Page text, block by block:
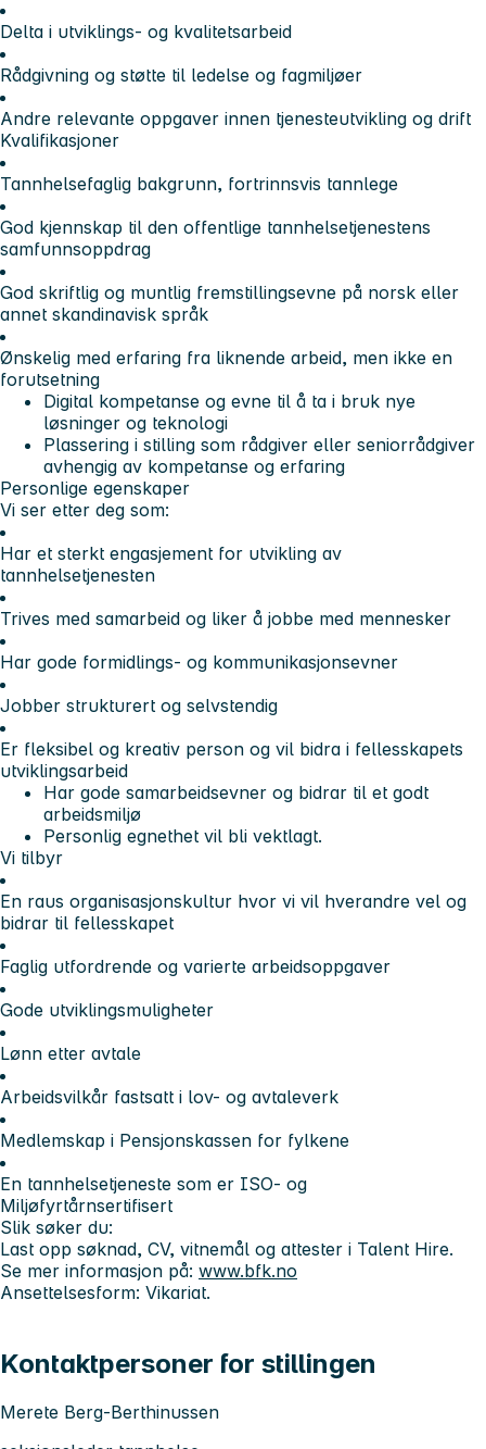
Delta i utviklings- og kvalitetsarbeid
Rådgivning og støtte til ledelse og fagmiljøer
Andre relevante oppgaver innen tjenesteutvikling og drift
Kvalifikasjoner
Tannhelsefaglig bakgrunn, fortrinnsvis tannlege
God kjennskap til den offentlige tannhelsetjenestens
samfunnsoppdrag
God skriftlig og muntlig fremstillingsevne på norsk eller
annet skandinavisk språk
Ønskelig med erfaring fra liknende arbeid, men ikke en
forutsetning
Digital kompetanse og evne til å ta i bruk nye
løsninger og teknologi
Plassering i stilling som rådgiver eller seniorrådgiver
avhengig av kompetanse og erfaring
Personlige egenskaper
Vi ser etter deg som:
Har et sterkt engasjement for utvikling av
tannhelsetjenesten
Trives med samarbeid og liker å jobbe med mennesker
Har gode formidlings- og kommunikasjonsevner
Jobber strukturert og selvstendig
Er fleksibel og kreativ person og vil bidra i fellesskapets
utviklingsarbeid
Har gode samarbeidsevner og bidrar til et godt
arbeidsmiljø
Personlig egnethet vil bli vektlagt.
Vi tilbyr
En raus organisasjonskultur hvor vi vil hverandre vel og
bidrar til fellesskapet
Faglig utfordrende og varierte arbeidsoppgaver
Gode utviklingsmuligheter
Lønn etter avtale
Arbeidsvilkår fastsatt i lov- og avtaleverk
Medlemskap i Pensjonskassen for fylkene
En tannhelsetjeneste som er ISO- og
Miljøfyrtårnsertifisert
Slik søker du:
Last opp søknad, CV, vitnemål og attester i Talent Hire.
Se mer informasjon på: www.bfk.no
Ansettelsesform: Vikariat.
Kontaktpersoner for stillingen
Merete Berg-Berthinussen